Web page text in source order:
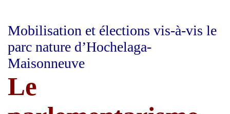
Mobilisation et élections vis-à-vis le
parc nature d’Hochelaga-
Maisonneuve
Le